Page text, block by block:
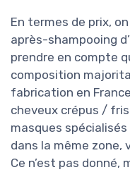
En termes de prix,
après-shampooing
prendre en compte
composition
fabrication en
cheveux crépus /
masques
dans la même zone,
Ce n’est pas donné,